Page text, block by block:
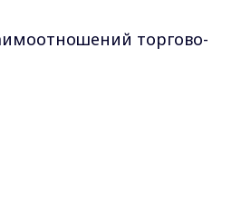
торгово-